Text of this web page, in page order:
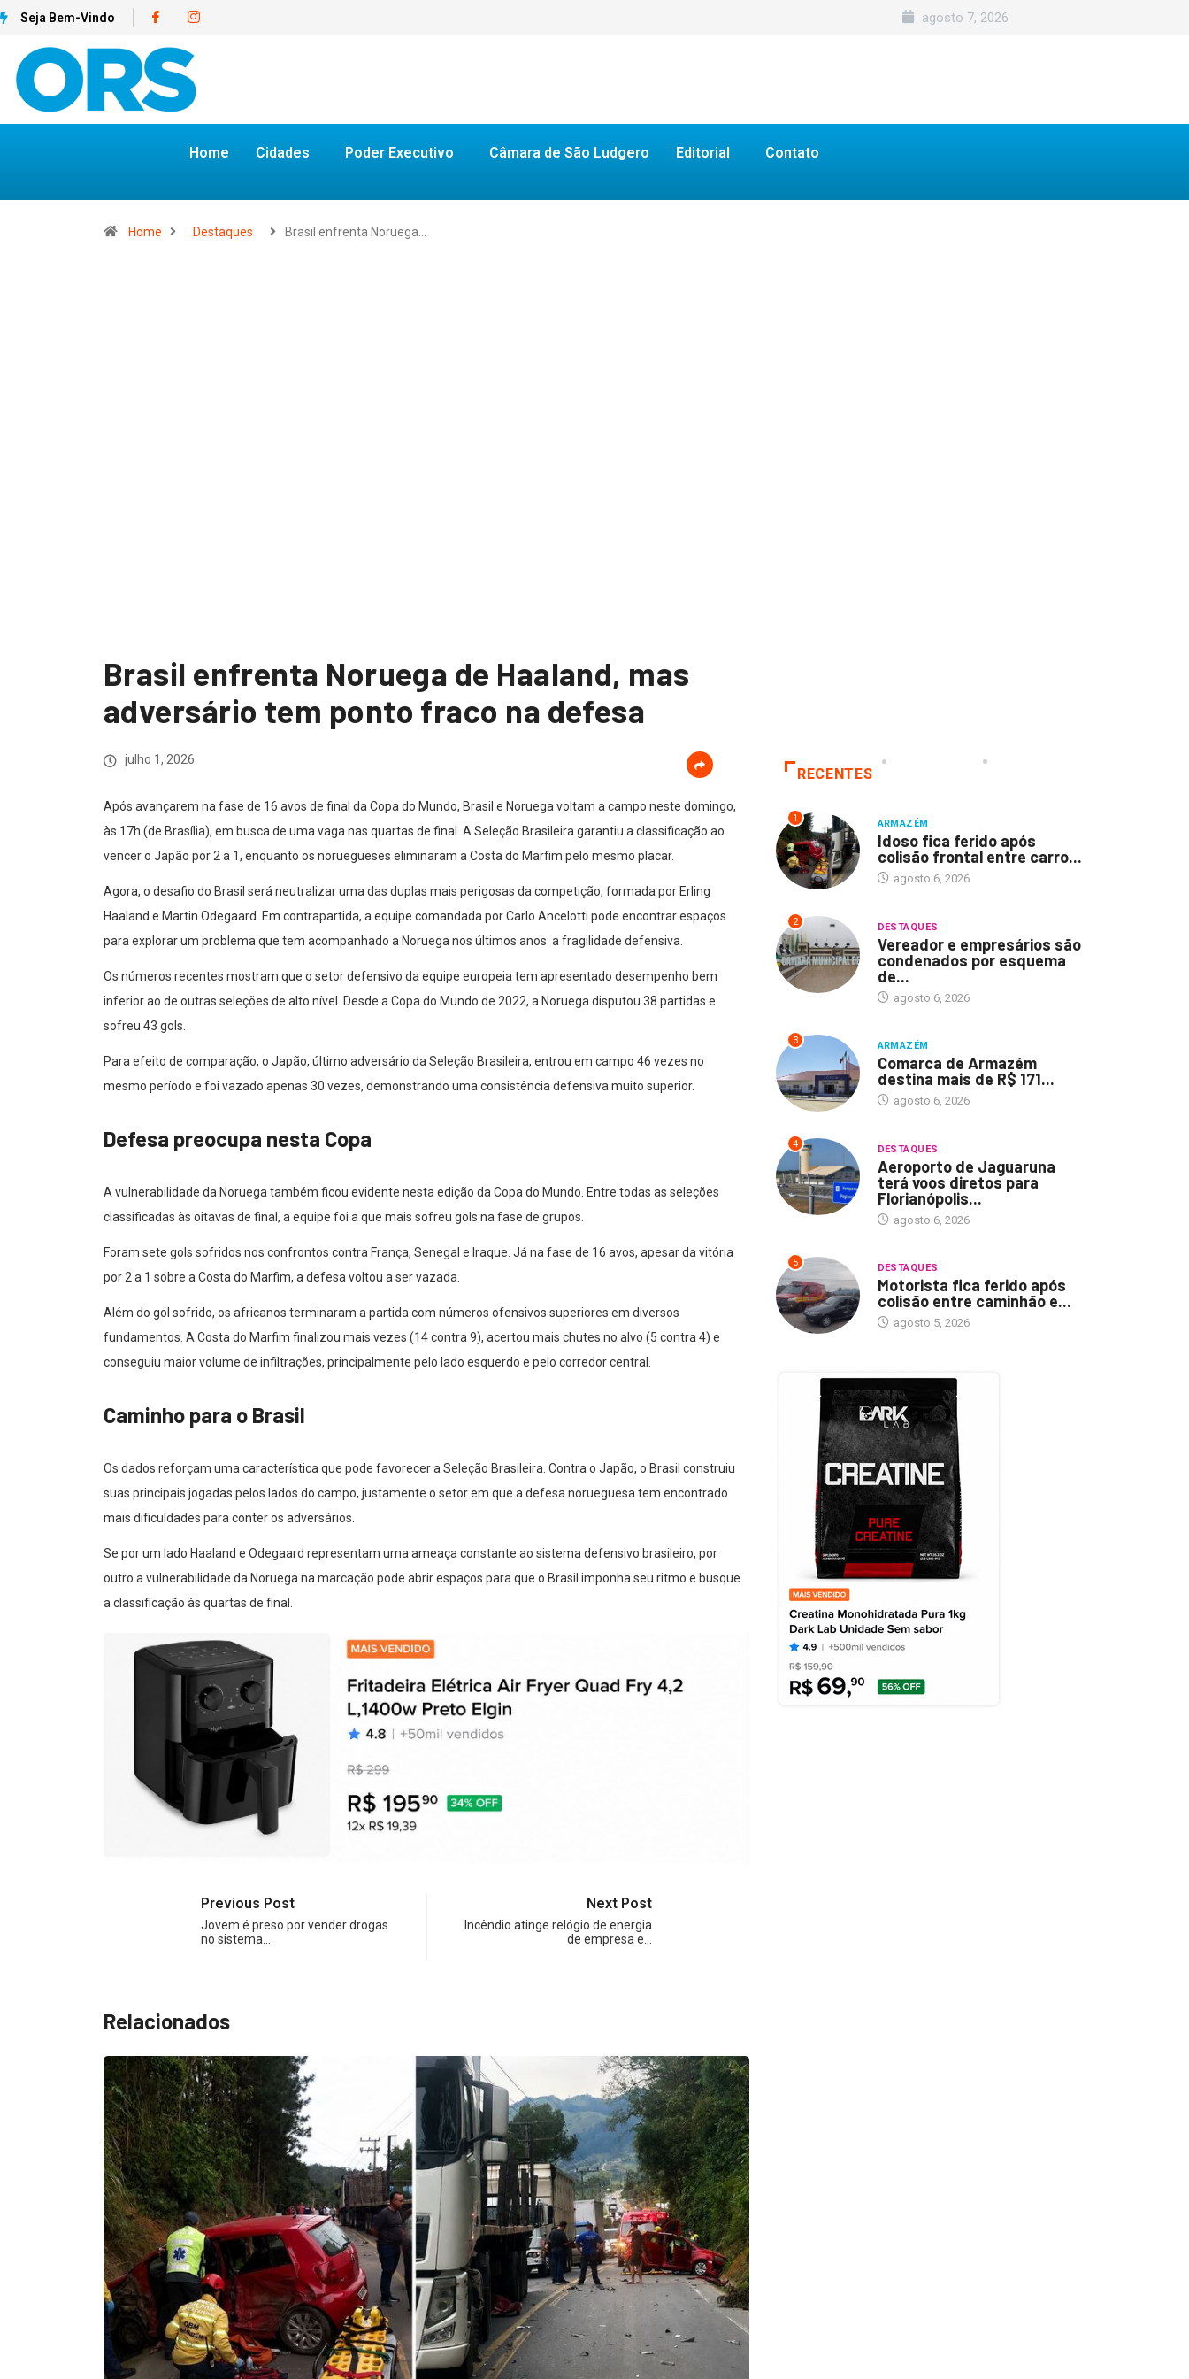
Seja Bem-Vindo agosto 7, 2026
Home Cidades Poder Executivo Câmara de São Ludgero Editorial Contato
Home Destaques Brasil enfrenta Noruega…
Brasil enfrenta Noruega de Haaland, mas
adversário tem ponto fraco na defesa
julho 1, 2026
Após avançarem na fase de 16 avos de final da Copa do Mundo, Brasil e Noruega voltam a campo neste domingo,
às 17h (de Brasília), em busca de uma vaga nas quartas de final. A Seleção Brasileira garantiu a classificação ao
vencer o Japão por 2 a 1, enquanto os noruegueses eliminaram a Costa do Marfim pelo mesmo placar.
Agora, o desafio do Brasil será neutralizar uma das duplas mais perigosas da competição, formada por Erling
Haaland e Martin Odegaard. Em contrapartida, a equipe comandada por Carlo Ancelotti pode encontrar espaços
para explorar um problema que tem acompanhado a Noruega nos últimos anos: a fragilidade defensiva.
Os números recentes mostram que o setor defensivo da equipe europeia tem apresentado desempenho bem
inferior ao de outras seleções de alto nível. Desde a Copa do Mundo de 2022, a Noruega disputou 38 partidas e
sofreu 43 gols.
Para efeito de comparação, o Japão, último adversário da Seleção Brasileira, entrou em campo 46 vezes no
mesmo período e foi vazado apenas 30 vezes, demonstrando uma consistência defensiva muito superior.
Defesa preocupa nesta Copa
A vulnerabilidade da Noruega também ficou evidente nesta edição da Copa do Mundo. Entre todas as seleções
classificadas às oitavas de final, a equipe foi a que mais sofreu gols na fase de grupos.
Foram sete gols sofridos nos confrontos contra França, Senegal e Iraque. Já na fase de 16 avos, apesar da vitória
por 2 a 1 sobre a Costa do Marfim, a defesa voltou a ser vazada.
Além do gol sofrido, os africanos terminaram a partida com números ofensivos superiores em diversos
fundamentos. A Costa do Marfim finalizou mais vezes (14 contra 9), acertou mais chutes no alvo (5 contra 4) e
conseguiu maior volume de infiltrações, principalmente pelo lado esquerdo e pelo corredor central.
Caminho para o Brasil
Os dados reforçam uma característica que pode favorecer a Seleção Brasileira. Contra o Japão, o Brasil construiu
suas principais jogadas pelos lados do campo, justamente o setor em que a defesa norueguesa tem encontrado
mais dificuldades para conter os adversários.
Se por um lado Haaland e Odegaard representam uma ameaça constante ao sistema defensivo brasileiro, por
outro a vulnerabilidade da Noruega na marcação pode abrir espaços para que o Brasil imponha seu ritmo e busque
a classificação às quartas de final.
Previous Post
Jovem é preso por vender drogas
no sistema…
Next Post
Incêndio atinge relógio de energia
de empresa e…
Relacionados
RECENTES
1 ARMAZÉM
Idoso fica ferido após
colisão frontal entre carro...
agosto 6, 2026
2 DESTAQUES
Vereador e empresários são
condenados por esquema
de...
agosto 6, 2026
3 ARMAZÉM
Comarca de Armazém
destina mais de R$ 171...
agosto 6, 2026
4 DESTAQUES
Aeroporto de Jaguaruna
terá voos diretos para
Florianópolis...
agosto 6, 2026
5 DESTAQUES
Motorista fica ferido após
colisão entre caminhão e...
agosto 5, 2026